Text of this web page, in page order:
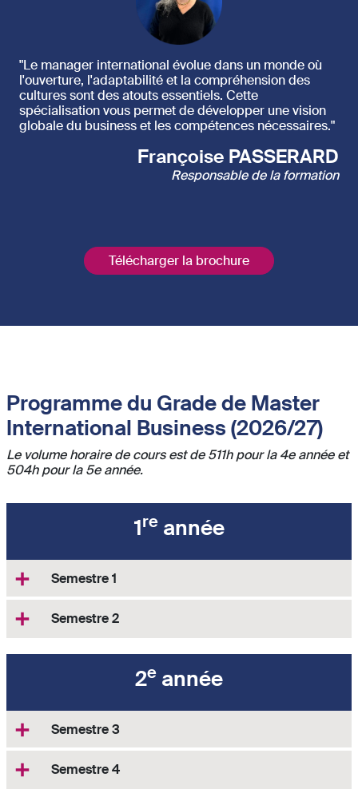
"Le manager international évolue dans un monde où
l'ouverture, l'adaptabilité et la compréhension des
cultures sont des atouts essentiels. Cette
spécialisation vous permet de développer une vision
globale du business et les compétences nécessaires."
Françoise PASSERARD
Responsable de la formation
Télécharger la brochure
Programme du Grade de Master
International Business (2026/27)
Le volume horaire de cours est de 511h pour la 4e année et
504h pour la 5e année.
1reannée
Semestre 1
Semestre 2
2e année
Semestre 3
Semestre 4